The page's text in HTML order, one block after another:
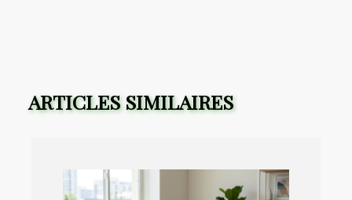
ARTICLES SIMILAIRES